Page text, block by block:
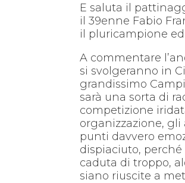
E saluta il
il 39enne Fabio
il pluricampione
A commentare
si svolgeranno in
grandissimo
sarà una sorta di
competizione
organizzazione,
punti davvero
dispiaciuto,
caduta di troppo,
siano riuscite a